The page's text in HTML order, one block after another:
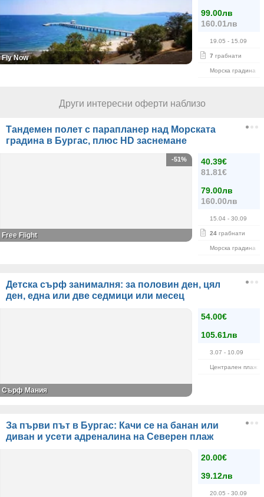
99.00лв
160.01лв
19.05 - 15.09
7 грабнати
Морска градина
Fly Now
Други интересни оферти наблизо
Тандемен полет с парапланер над Морската
градина в Бургас, плюс HD заснемане
40.39€
81.81€
79.00лв
160.00лв
15.04 - 30.09
24 грабнати
Морска градина
-51%
Free Flight
Детска сърф занималня: за половин ден, цял
ден, една или две седмици или месец
54.00€
105.61лв
3.07 - 10.09
Централен плаж
Сърф Мания
За първи път в Бургас: Качи се на банан или
диван и усети адреналина на Северен плаж
20.00€
39.12лв
20.05 - 30.09